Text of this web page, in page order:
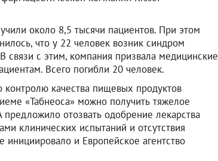
около 8,5 тысячи пациентов. При этом
что у 22 человек возник синдром
с этим, компания призвала медицинские
Всего погибли 20 человек.
качества пищевых продуктов
«Табнеоса» можно получить тяжелое
отозвать одобрение лекарства
клинических испытаний и отсутствия
и Европейское агентство